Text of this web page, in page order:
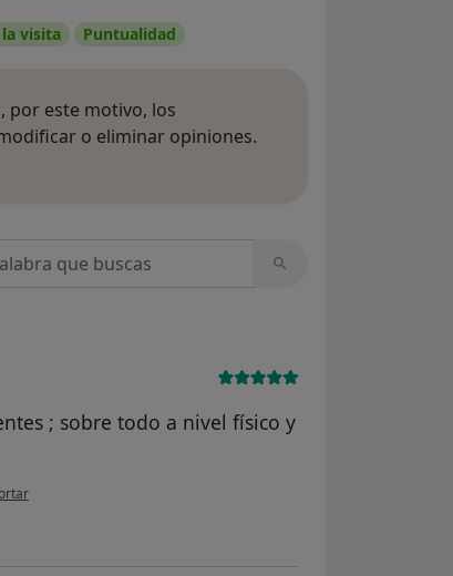
visita Puntualidad
por este motivo, los
o eliminar opiniones.
; sobre todo a nivel físico y
del usuario Nat